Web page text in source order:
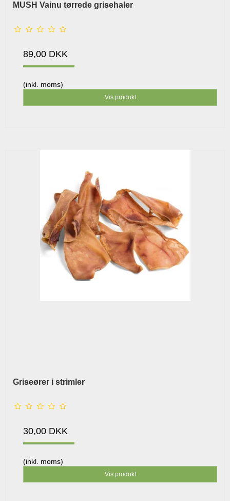
MUSH Vainu tørrede grisehaler
89,00 DKK
(inkl. moms)
Vis produkt
Griseører i strimler
30,00 DKK
(inkl. moms)
Vis produkt